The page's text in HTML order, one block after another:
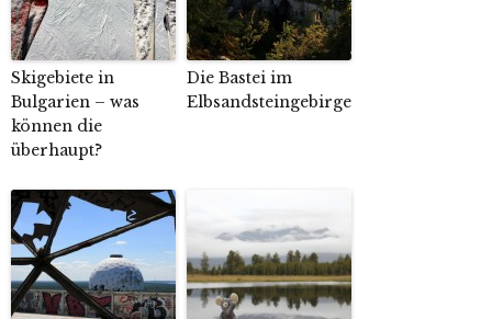
Skigebiete in
Bulgarien – was
können die
überhaupt?
Die Bastei im
Elbsandsteingebirge